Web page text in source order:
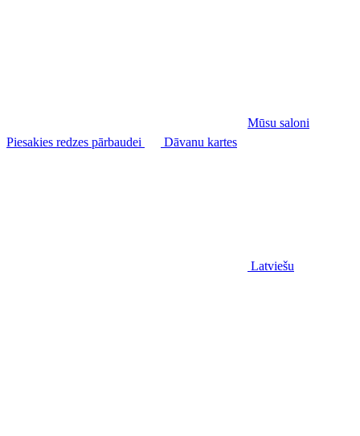
Mūsu saloni
Piesakies redzes pārbaudei
Dāvanu kartes
Latviešu